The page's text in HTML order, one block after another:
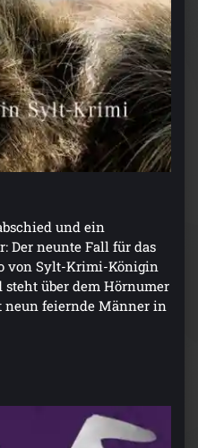
und ein
Der neunte Fall für das
von Sylt-Krimi-Königin
über dem Hörnumer
feiernde Männer in